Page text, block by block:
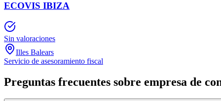
ECOVIS IBIZA
Sin valoraciones
Illes Balears
Servicio de asesoramiento fiscal
Preguntas frecuentes sobre empresa de